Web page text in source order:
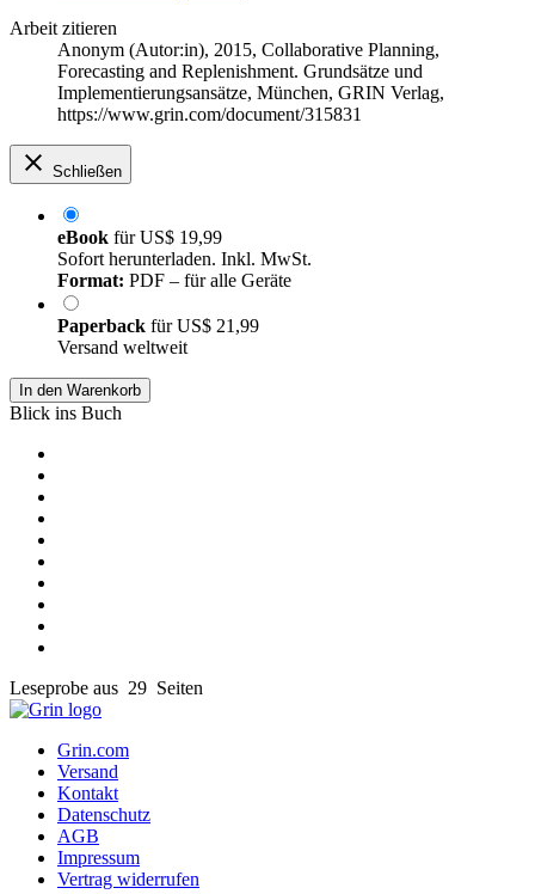
Arbeit zitieren
Anonym (Autor:in), 2015, Collaborative Planning,
Forecasting and Replenishment. Grundsätze und
Implementierungsansätze, München, GRIN Verlag,
https://www.grin.com/document/315831
Schließen
eBook fürUS$ 19,99
Sofort herunterladen. Inkl. MwSt.
Format: PDF – für alle Geräte
Paperback fürUS$ 21,99
Versand weltweit
In den Warenkorb
Blick ins Buch
Leseprobe aus 29 Seiten
Grin.com
Versand
Kontakt
Datenschutz
AGB
Impressum
Vertrag widerrufen